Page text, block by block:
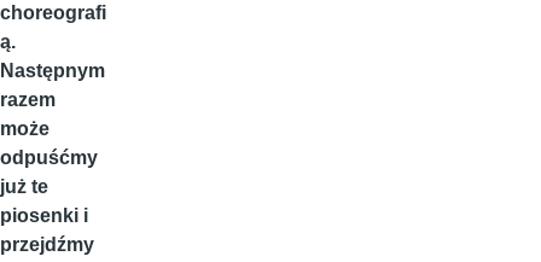
choreografi
ą.
Następnym
razem
może
odpuśćmy
już te
piosenki i
przejdźmy